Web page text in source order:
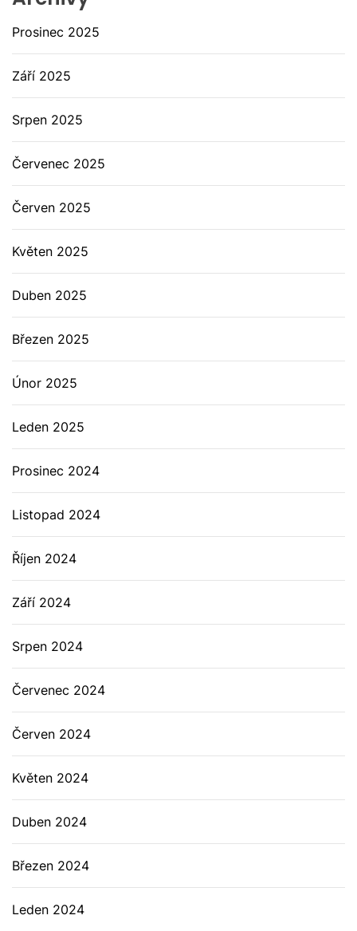
Prosinec 2025
Září 2025
Srpen 2025
Červenec 2025
Červen 2025
Květen 2025
Duben 2025
Březen 2025
Únor 2025
Leden 2025
Prosinec 2024
Listopad 2024
Říjen 2024
Září 2024
Srpen 2024
Červenec 2024
Červen 2024
Květen 2024
Duben 2024
Březen 2024
Leden 2024